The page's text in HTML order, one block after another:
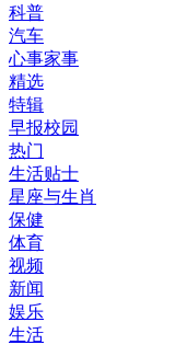
科普
汽车
心事家事
精选
特辑
早报校园
热门
生活贴士
星座与生肖
保健
体育
视频
新闻
娱乐
生活